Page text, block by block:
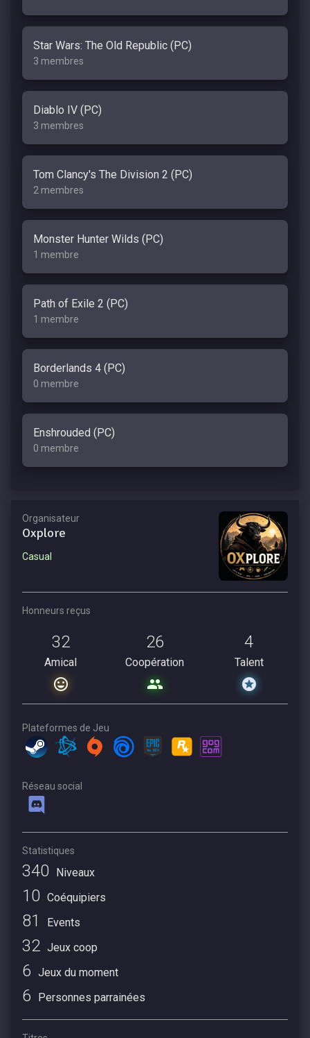
Star Wars: The Old Republic (PC)
3 membres
Diablo IV (PC)
3 membres
Tom Clancy's The Division 2 (PC)
2 membres
Monster Hunter Wilds (PC)
1 membre
Path of Exile 2 (PC)
1 membre
Borderlands 4 (PC)
0 membre
Enshrouded (PC)
0 membre
Organisateur
Oxplore
Casual
Honneurs reçus
32
Amical
26
Coopération
4
Talent
Plateformes de Jeu
Réseau social
Statistiques
340 Niveaux
10 Coéquipiers
81 Events
32 Jeux coop
6 Jeux du moment
6 Personnes parrainées